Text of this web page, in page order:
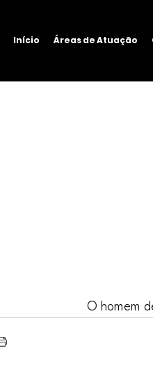
Início Áreas de Atuação
O homem